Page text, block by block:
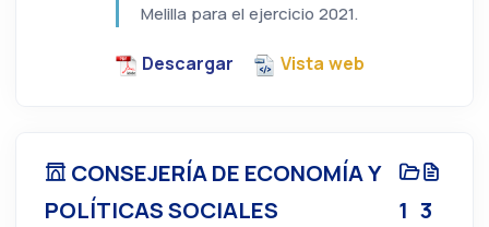
Melilla para el ejercicio 2021.
Descargar Vista web
CONSEJERÍA DE ECONOMÍA Y
POLÍTICAS SOCIALES
1 3